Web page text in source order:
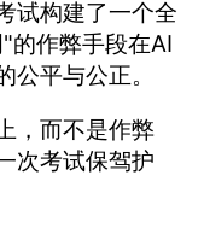
试构建了一个全
的作弊手段在AI
平与公正。
，而不是作弊
次考试保驾护